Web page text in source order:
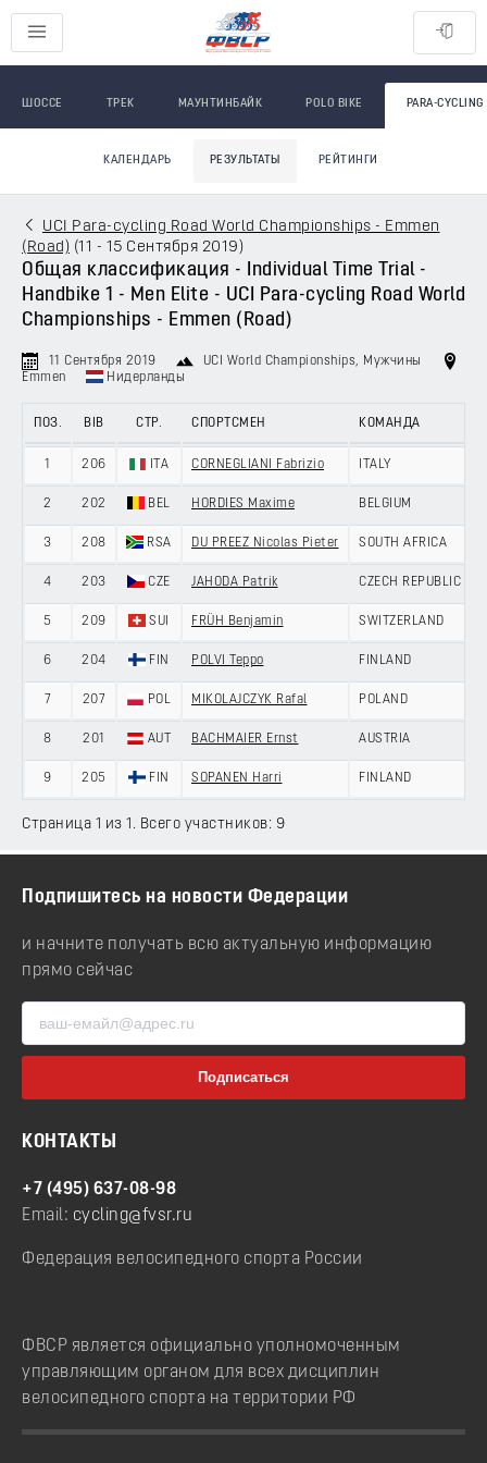
ШОССЕ ТРЕК МАУНТИНБАЙК POLO BIKE PARA-CYCLING
КАЛЕНДАРЬ РЕЗУЛЬТАТЫ РЕЙТИНГИ
UCI Para-cycling Road World Championships - Emmen
(Road) (11 - 15 Сентября 2019 )
Общая классификация - Individual Time Trial -
Handbike 1 - Men Elite - UCI Para-cycling Road World
Championships - Emmen (Road)
11 Сентября 2019 UCI World Championships, Мужчины
Emmen
Нидерланды
ПОЗ. BIB СТР. СПОРТСМЕН КОМАНДА
1 206 ITA CORNEGLIANI Fabrizio ITALY
2 202 BEL HORDIES Maxime BELGIUM
3 208 RSA DU PREEZ Nicolas Pieter SOUTH AFRICA
4 203 CZE JAHODA Patrik CZECH REPUBLIC
5 209 SUI FRÜH Benjamin SWITZERLAND
6 204 FIN POLVI Teppo FINLAND
7 207 POL MIKOLAJCZYK Rafal POLAND
8 201 AUT BACHMAIER Ernst AUSTRIA
9 205 FIN SOPANEN Harri FINLAND
Страница 1 из 1. Всего участников: 9
Подпишитесь на новости Федерации
и начните получать всю актуальную информацию
прямо сейчас
КОНТАКТЫ
+7 (495) 637-08-98
Email: cycling@fvsr.ru
Федерация велосипедного спорта России
ФВСР является официально уполномоченным
управляющим органом для всех дисциплин
велосипедного спорта на территории РФ